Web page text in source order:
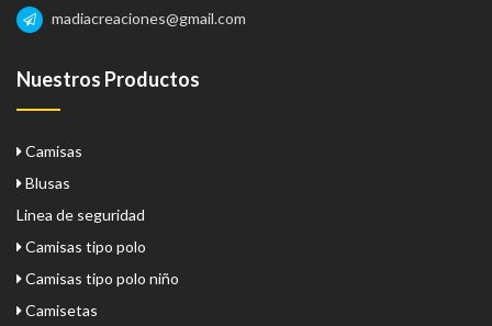
madiacreaciones@gmail.com
Nuestros Productos
Camisas
Blusas
Linea de seguridad
Camisas tipo polo
Camisas tipo polo niño
Camisetas